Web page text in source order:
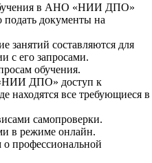
в АНО «НИИ ДПО»
документы на
занятий составляются для
с его запросами.
обучения.
ДПО» доступ к
находятся все требующиеся в
самопроверки.
в режиме онлайн.
профессиональной